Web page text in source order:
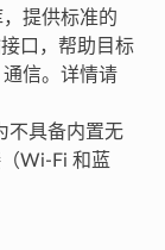
提供标准的
口，帮助目标
信。详情请
不具备内置无
Wi-Fi 和蓝